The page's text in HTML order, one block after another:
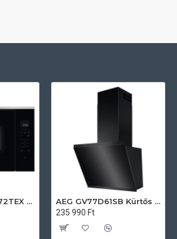
Electrolux KMFE172TEX Felsőszekrénybe építhető mikrohullámú sütő
AEG GV77D61SB Kürtős páraelszívó
235 990 Ft